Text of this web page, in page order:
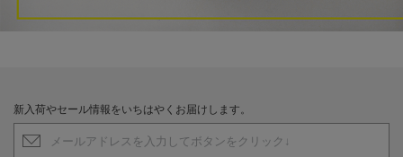
新入荷やセール情報をいちはやくお届けします。